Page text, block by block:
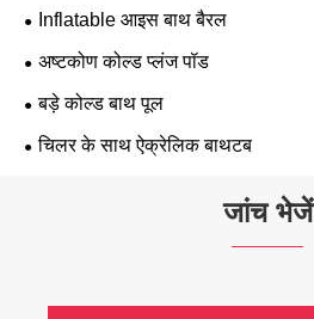
Inflatable आइस बाथ बैरल
अष्टकोण कोल्ड प्लंज पॉड
बड़े कोल्ड बाथ पूल
चिलर के साथ ऐक्रेलिक बाथटब
जांच भेजें